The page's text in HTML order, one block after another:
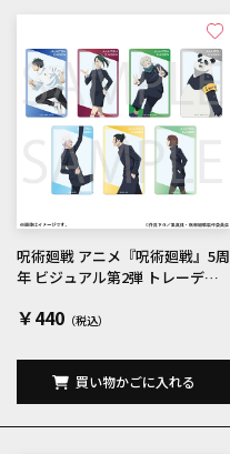
呪術廻戦 アニメ『呪術廻戦』5周
年 ビジュアル第2弾 トレーディ
￥440
買い物かごに入れる